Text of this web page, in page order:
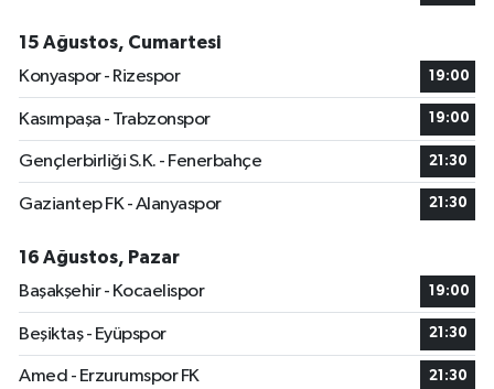
15 Ağustos, Cumartesi
Konyaspor - Rizespor
19:00
Kasımpaşa - Trabzonspor 19:00
Gençlerbirliği S.K. - Fenerbahçe 21:30
Gaziantep FK - Alanyaspor 21:30
16 Ağustos, Pazar
Başakşehir - Kocaelispor
19:00
Beşiktaş - Eyüpspor 21:30
Amed - Erzurumspor FK 21:30